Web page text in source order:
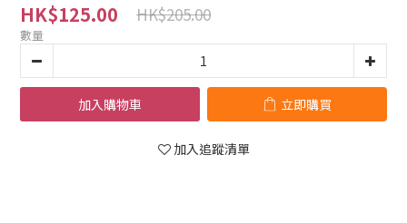
HK$125.00 HK$205.00
數量
加入購物車 立即購買
加入追蹤清單